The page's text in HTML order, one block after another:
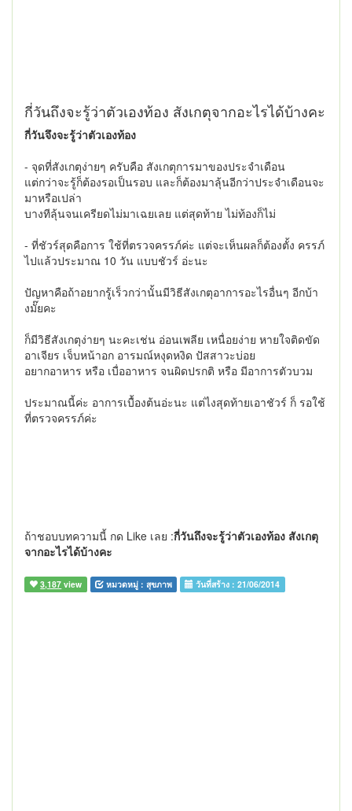
กี่วันถึงจะรู้ว่าตัวเองท้อง สังเกตุจากอะไรได้บ้างคะ
กี่วันจึงจะรู้ว่าตัวเองท้อง
- จุดที่สังเกตุง่ายๆ ครับคือ สังเกตุการมาของประจำเดือน
แต่กว่าจะรู้ก็ต้องรอเป็นรอบ และก็ต้องมาลุ้นอีกว่าประจำเดือนจะ
มาหรือเปล่า
บางทีลุ้นจนเครียดไม่มาเฉยเลย แต่สุดท้าย ไม่ท้องก็ไม่
- ที่ชัวร์สุดคือการ ใช้ที่ตรวจครรภ์ค่ะ แต่จะเห็นผลก็ต้องตั้ง ครรภ์
ไปแล้วประมาณ 10 วัน แบบชัวร์ อ่ะนะ
ปัญหาคือถ้าอยากรู้เร็วกว่านั้นมีวิธีสังเกตุอาการอะไรอื่นๆ อีกบ้า
งมั๊ยคะ
ก็มีวิธีสังเกตุง่ายๆ นะคะเช่น อ่อนเพลีย เหนื่อยง่าย หายใจติดขัด
อาเจียร เจ็บหน้าอก อารมณ์หงุดหงิด ปัสสาวะบ่อย
อยากอาหาร หรือ เบื่ออาหาร จนผิดปรกติ หรือ มีอาการตัวบวม
ประมาณนี้ค่ะ อาการเบื้องต้นอ่ะนะ แต่ไงสุดท้ายเอาชัวร์ ก็ รอใช้
ที่ตรวจครรภ์ค่ะ
ถ้าชอบบทความนี้ กด Like เลย :กี่วันถึงจะรู้ว่าตัวเองท้อง สังเกตุ
จากอะไรได้บ้างคะ
3,187 view หมวดหมู่ : สุขภาพ วันที่สร้าง :21/06/2014